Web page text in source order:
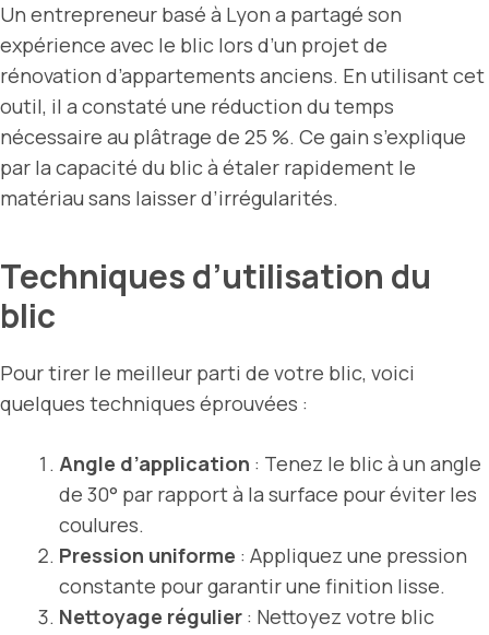
Un entrepreneur basé à Lyon a partagé son
expérience avec le blic lors d’un projet de
rénovation d’appartements anciens. En utilisant cet
outil, il a constaté une réduction du temps
nécessaire au plâtrage de 25 %. Ce gain s’explique
par la capacité du blic à étaler rapidement le
matériau sans laisser d’irrégularités.
Techniques d’utilisation du
blic
Pour tirer le meilleur parti de votre blic, voici
quelques techniques éprouvées :
Angle d’application : Tenez le blic à un angle
de 30° par rapport à la surface pour éviter les
coulures.
Pression uniforme : Appliquez une pression
constante pour garantir une finition lisse.
Nettoyage régulier : Nettoyez votre blic